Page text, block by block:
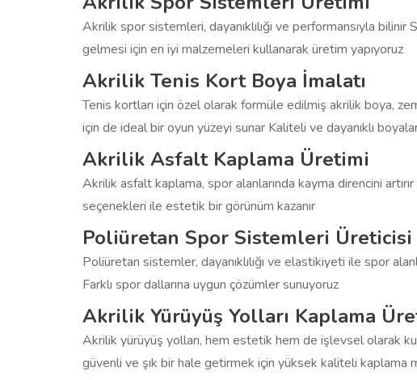
Akrilik spor sistemleri, dayanıklılığı ve performansıyla bilinir
gelmesi için en iyi malzemeleri kullanarak üretim yapıyoruz
Akrilik Tenis Kort Boya İmalatı
Tenis kortları için özel olarak formüle edilmiş akrilik boya,
için de ideal bir oyun yüzeyi sunar Kaliteli ve dayanıklı
Akrilik Asfalt Kaplama Üretimi
Akrilik asfalt kaplama, spor alanlarında kayma direncini artırır
seçenekleri ile estetik bir görünüm kazanır
Poliüretan Spor Sistemleri Üreticisi
Poliüretan sistemler, dayanıklılığı ve elastikiyeti ile spor
Farklı spor dallarına uygun çözümler sunuyoruz
Akrilik Yürüyüş Yolları Kaplama
Akrilik yürüyüş yolları, hem estetik hem de işlevsel olarak
güvenli ve şık bir hale getirmek için yüksek kaliteli kaplama